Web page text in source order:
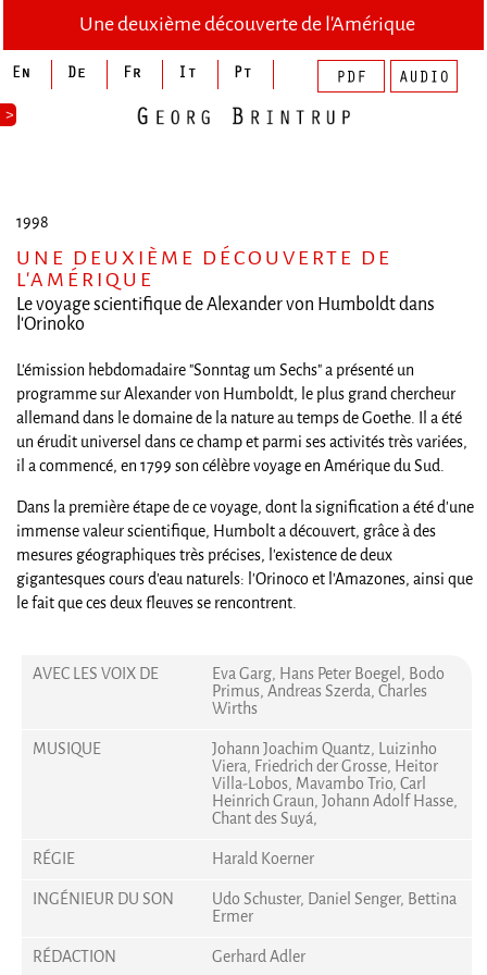
>
Une deuxième découverte de l'Amérique
1998
UNE DEUXIÈME DÉCOUVERTE DE
L'AMÉRIQUE
Le voyage scientifique de Alexander von Humboldt dans
l'Orinoko
L'émission hebdomadaire "Sonntag um Sechs" a présenté un
programme sur Alexander von Humboldt, le plus grand chercheur
allemand dans le domaine de la nature au temps de Goethe. Il a été
un érudit universel dans ce champ et parmi ses activités très variées,
il a commencé, en 1799 son célèbre voyage en Amérique du Sud.
Dans la première étape de ce voyage, dont la signification a été d'une
immense valeur scientifique, Humbolt a découvert, grâce à des
mesures géographiques très précises, l'existence de deux
gigantesques cours d'eau naturels: l'Orinoco et l'Amazones, ainsi que
le fait que ces deux fleuves se rencontrent.
AVEC LES VOIX DE
Eva Garg, Hans Peter Boegel, Bodo
Primus, Andreas Szerda, Charles
Wirths
MUSIQUE
Johann Joachim Quantz, Luizinho
Viera, Friedrich der Grosse, Heitor
Villa-Lobos, Mavambo Trio, Carl
Heinrich Graun, Johann Adolf Hasse,
Chant des Suyá,
RÉGIE
Harald Koerner
INGÉNIEUR DU SON
Udo Schuster, Daniel Senger, Bettina
Ermer
RÉDACTION
Gerhard Adler